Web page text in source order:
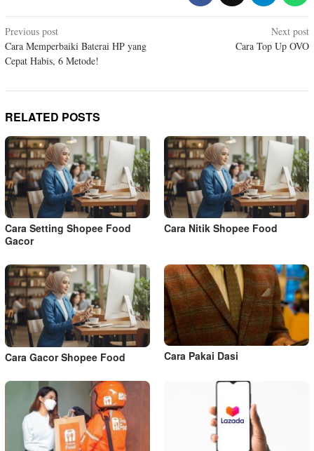
Post
navigation
Previous post
Cara Memperbaiki Baterai HP yang
Cepat Habis, 6 Metode!
Next post
Cara Top Up OVO
RELATED POSTS
Cara Setting Shopee Food
Gacor
Cara Nitik Shopee Food
Cara Gacor Shopee Food Cara Pakai Dasi